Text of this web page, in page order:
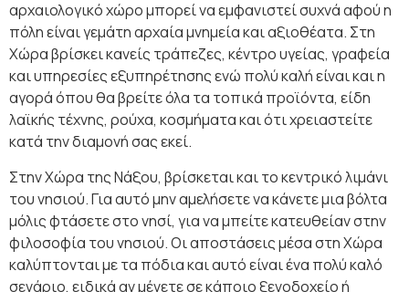
αρχαιολογικό χώρο μπορεί να εμφανιστεί συχνά αφού η
πόλη είναι γεμάτη αρχαία μνημεία και αξιοθέατα. Στη
Χώρα βρίσκει κανείς τράπεζες, κέντρο υγείας, γραφεία
και υπηρεσίες εξυπηρέτησης ενώ πολύ καλή είναι και η
αγορά όπου θα βρείτε όλα τα τοπικά προϊόντα, είδη
λαϊκής τέχνης, ρούχα, κοσμήματα και ότι χρειαστείτε
κατά την διαμονή σας εκεί.
Στην Χώρα της Νάξου, βρίσκεται και το κεντρικό λιμάνι
του νησιού. Για αυτό μην αμελήσετε να κάνετε μια βόλτα
μόλις φτάσετε στο νησί, για να μπείτε κατευθείαν στην
φιλοσοφία του νησιού. Οι αποστάσεις μέσα στη Χώρα
καλύπτονται με τα πόδια και αυτό είναι ένα πολύ καλό
σενάριο, ειδικά αν μένετε σε κάποιο ξενοδοχείο ή